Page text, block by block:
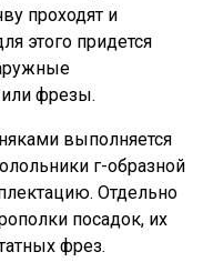
проходят и
этого придется
фрезы.
выполняется
г-образной
Отдельно
посадок, их
фрез.